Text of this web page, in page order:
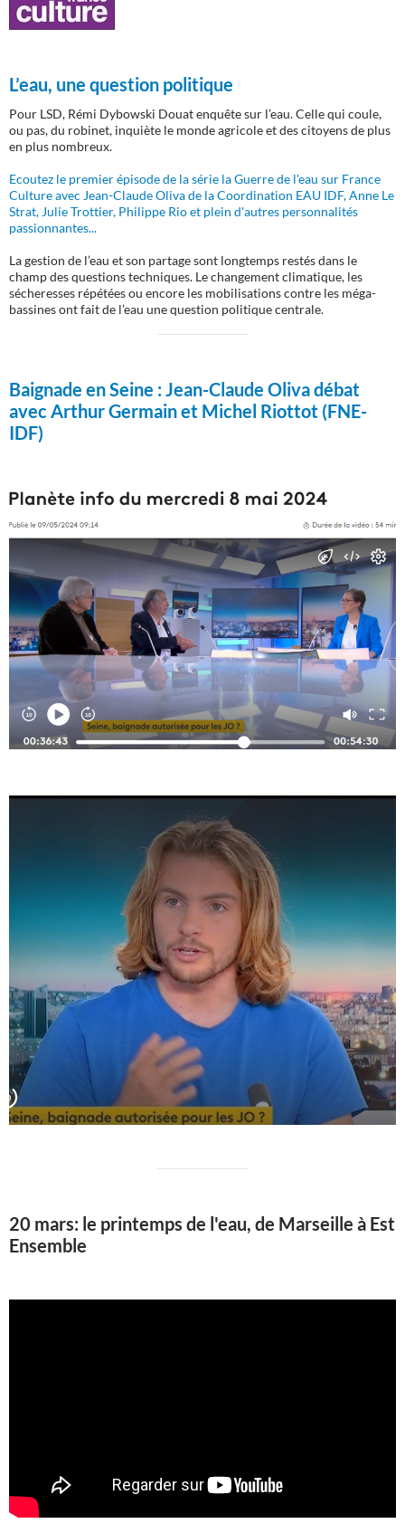
L’eau, une question politique
Pour LSD, Rémi Dybowski Douat enquête sur l’eau. Celle qui coule,
ou pas, du robinet, inquiète le monde agricole et des citoyens de plus
en plus nombreux.
Ecoutez le premier épisode de la série la Guerre de l'eau sur France
Culture avec Jean-Claude Oliva de la Coordination EAU IDF, Anne Le
Strat, Julie Trottier, Philippe Rio et plein d'autres personnalités
passionnantes...
La gestion de l’eau et son partage sont longtemps restés dans le
champ des questions techniques. Le changement climatique, les
sécheresses répétées ou encore les mobilisations contre les méga-
bassines ont fait de l’eau une question politique centrale.
Baignade en Seine :Jean-Claude Oliva débat
avec Arthur Germain et Michel Riottot (FNE-
IDF)
20 mars: le printemps de l'eau, de Marseille à Est
Ensemble